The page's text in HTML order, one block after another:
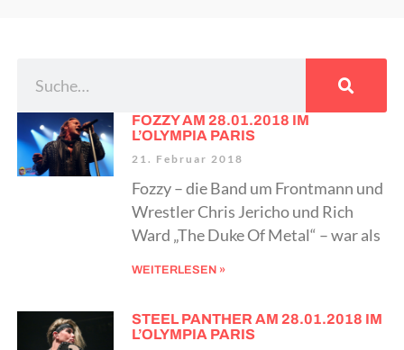
FOZZY AM 28.01.2018 IM
L’OLYMPIA PARIS
21. Februar 2018
Fozzy – die Band um Frontmann und
Wrestler Chris Jericho und Rich
Ward „The Duke Of Metal“ – war als
WEITERLESEN »
STEEL PANTHER AM 28.01.2018 IM
L’OLYMPIA PARIS